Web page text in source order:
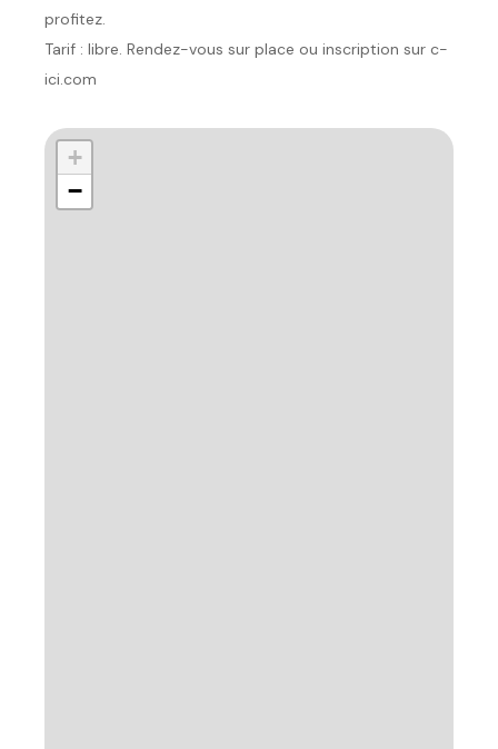
profitez.
Tarif : libre. Rendez-vous sur place ou inscription sur c-
ici.com
+
−